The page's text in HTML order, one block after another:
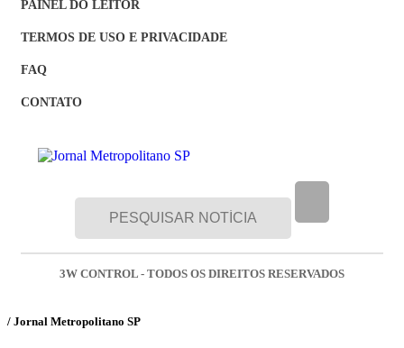
PAINEL DO LEITOR
TERMOS DE USO E PRIVACIDADE
FAQ
CONTATO
3W CONTROL - TODOS OS DIREITOS RESERVADOS
/ Jornal Metropolitano SP